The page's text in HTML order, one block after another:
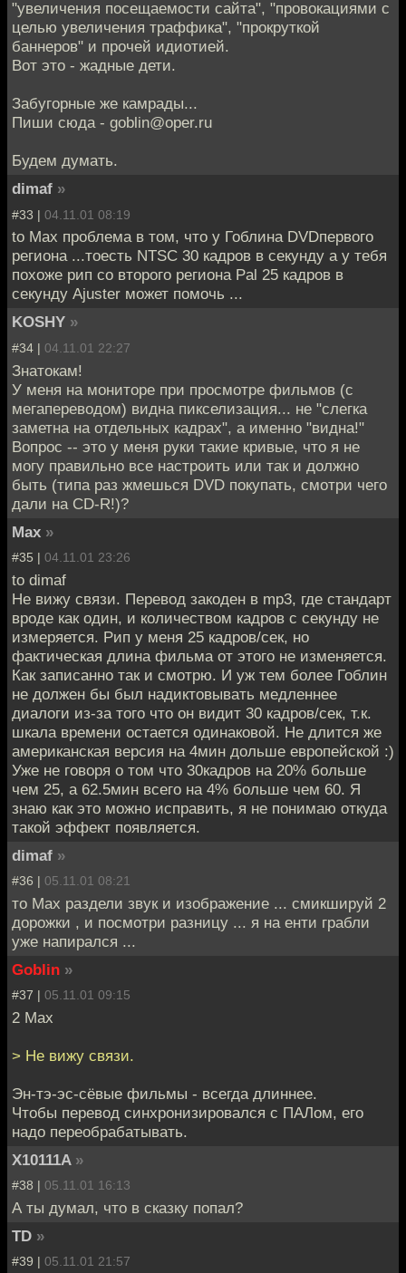
"увеличения посещаемости сайта", "провокациями с
целью увеличения траффика", "прокруткой
баннеров" и прочей идиотией.
Вот это - жадные дети.
Забугорные же камрады...
Пиши сюда - goblin@oper.ru
Будем думать.
dimaf »
#33 | 04.11.01 08:19
to Max проблема в том, что у Гоблина DVDпервого
региона ...тоесть NTSC 30 кадров в секунду а у тебя
похоже рип со второго региона Pal 25 кадров в
секунду Ajuster может помочь ...
KOSHY »
#34 | 04.11.01 22:27
Знатокам!
У меня на мониторе при просмотре фильмов (с
мегапереводом) видна пикселизация... не "слегка
заметна на отдельных кадрах", а именно "видна!"
Вопрос -- это у меня руки такие кривые, что я не
могу правильно все настроить или так и должно
быть (типа раз жмешься DVD покупать, смотри чего
дали на CD-R!)?
Max »
#35 | 04.11.01 23:26
to dimaf
Не вижу связи. Перевод закоден в mp3, где стандарт
вроде как один, и количеством кадров с секунду не
измеряется. Рип у меня 25 кадров/сек, но
фактическая длина фильма от этого не изменяется.
Как записанно так и смотрю. И уж тем более Гоблин
не должен бы был надиктовывать медленнее
диалоги из-за того что он видит 30 кадров/сек, т.к.
шкала времени остается одинаковой. Не длится же
американская версия на 4мин дольше европейской :)
Уже не говоря о том что 30кадров на 20% больше
чем 25, а 62.5мин всего на 4% больше чем 60. Я
знаю как это можно исправить, я не понимаю откуда
такой эффект появляется.
dimaf »
#36 | 05.11.01 08:21
то Мах раздели звук и изображение ... смикшируй 2
дорожки , и посмотри разницу ... я на енти грабли
уже напирался ...
Goblin »
#37 | 05.11.01 09:15
2 Max
> Не вижу связи.
Эн-тэ-эс-сёвые фильмы - всегда длиннее.
Чтобы перевод синхронизировался с ПАЛом, его
надо переобрабатывать.
X10111A »
#38 | 05.11.01 16:13
А ты думал, что в сказку попал?
TD »
#39 | 05.11.01 21:57